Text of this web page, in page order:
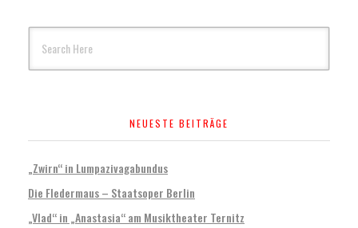
NEUESTE BEITRÄGE
„Zwirn“ in Lumpazivagabundus
Die Fledermaus – Staatsoper Berlin
„Vlad“ in „Anastasia“ am Musiktheater Ternitz